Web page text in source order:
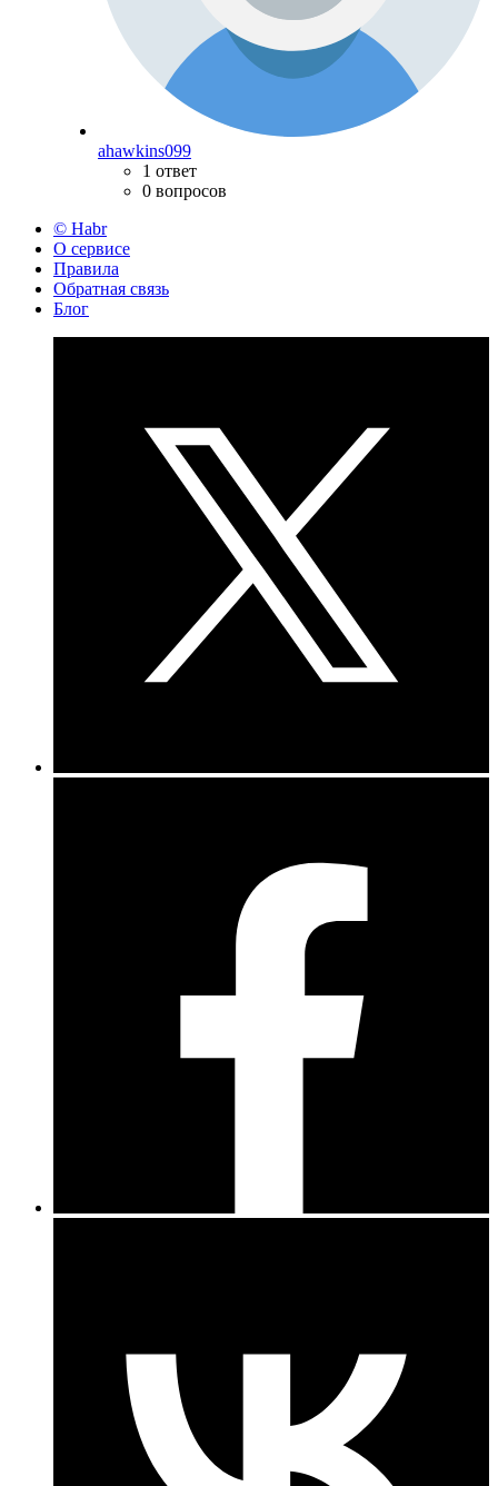
ahawkins099
1 ответ
0 вопросов
© Habr
О сервисе
Правила
Обратная связь
Блог